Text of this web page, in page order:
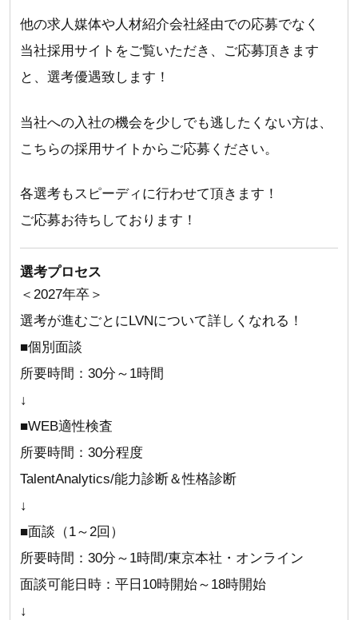
他の求人媒体や人材紹介会社経由での応募でなく
当社採用サイトをご覧いただき、ご応募頂きます
と、選考優遇致します！
当社への入社の機会を少しでも逃したくない方は、
こちらの採用サイトからご応募ください。
各選考もスピーディに行わせて頂きます！
ご応募お待ちしております！
選考プロセス
＜2027年卒＞
選考が進むごとにLVNについて詳しくなれる！
■個別面談
所要時間：30分～1時間
↓
■WEB適性検査
所要時間：30分程度
TalentAnalytics/能力診断＆性格診断
↓
■面談（1～2回）
所要時間：30分～1時間/東京本社・オンライン
面談可能日時：平日10時開始～18時開始
↓